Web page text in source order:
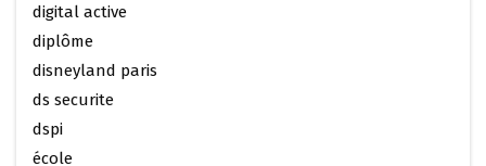
digital active
diplôme
disneyland paris
ds securite
dspi
école